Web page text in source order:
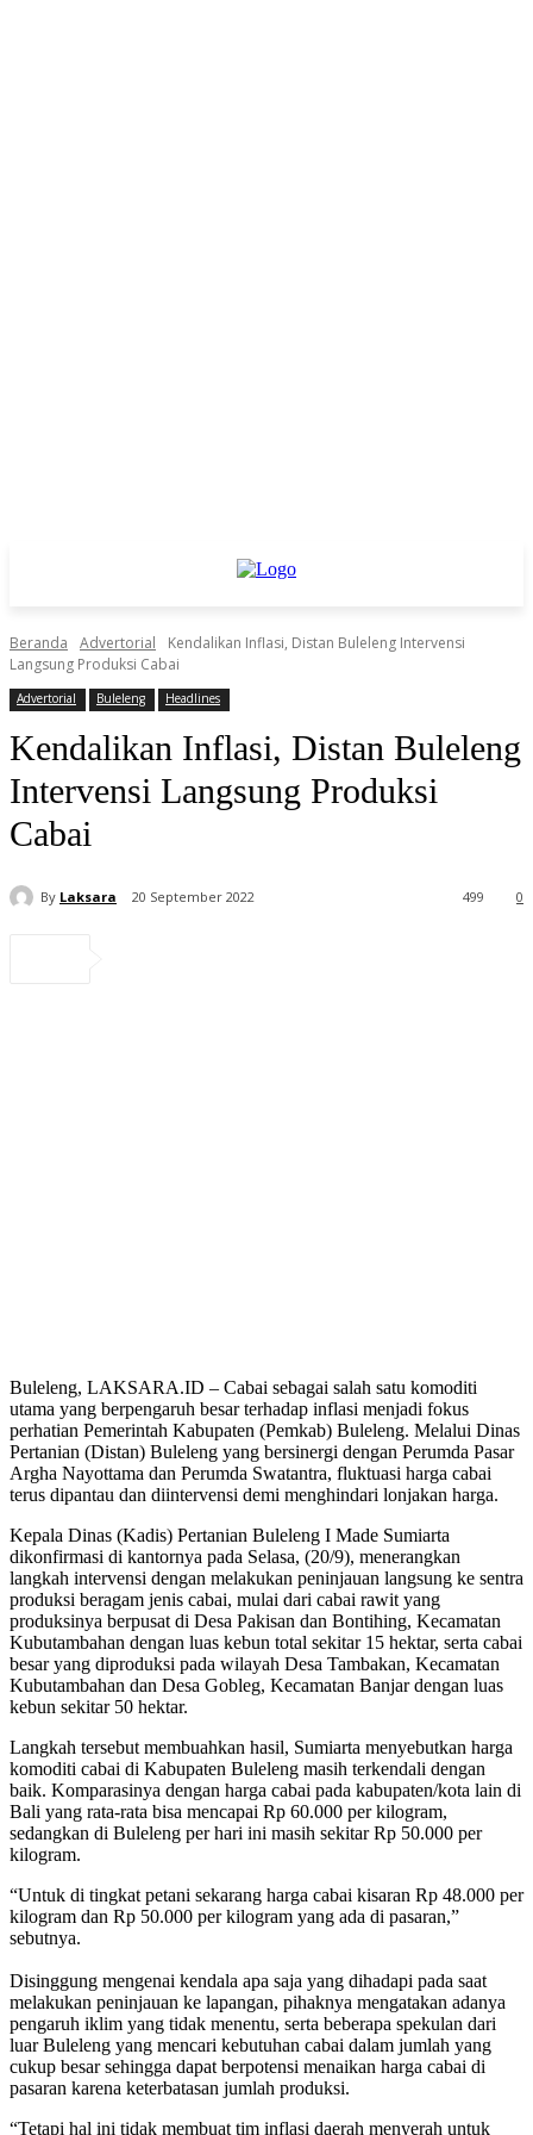
Beranda Advertorial
Kendalikan Inflasi, Distan Buleleng Intervensi
Langsung Produksi Cabai
Advertorial Buleleng Headlines
Kendalikan Inflasi, Distan Buleleng
Intervensi Langsung Produksi
Cabai
By Laksara 20 September 2022 0
499
Buleleng, LAKSARA.ID – Cabai sebagai salah satu komoditi
utama yang berpengaruh besar terhadap inflasi menjadi fokus
perhatian Pemerintah Kabupaten (Pemkab) Buleleng. Melalui Dinas
Pertanian (Distan) Buleleng yang bersinergi dengan Perumda Pasar
Argha Nayottama dan Perumda Swatantra, fluktuasi harga cabai
terus dipantau dan diintervensi demi menghindari lonjakan harga.
Kepala Dinas (Kadis) Pertanian Buleleng I Made Sumiarta
dikonfirmasi di kantornya pada Selasa, (20/9), menerangkan
langkah intervensi dengan melakukan peninjauan langsung ke sentra
produksi beragam jenis cabai, mulai dari cabai rawit yang
produksinya berpusat di Desa Pakisan dan Bontihing, Kecamatan
Kubutambahan dengan luas kebun total sekitar 15 hektar, serta cabai
besar yang diproduksi pada wilayah Desa Tambakan, Kecamatan
Kubutambahan dan Desa Gobleg, Kecamatan Banjar dengan luas
kebun sekitar 50 hektar.
Langkah tersebut membuahkan hasil, Sumiarta menyebutkan harga
komoditi cabai di Kabupaten Buleleng masih terkendali dengan
baik. Komparasinya dengan harga cabai pada kabupaten/kota lain di
Bali yang rata-rata bisa mencapai Rp 60.000 per kilogram,
sedangkan di Buleleng per hari ini masih sekitar Rp 50.000 per
kilogram.
“Untuk di tingkat petani sekarang harga cabai kisaran Rp 48.000 per
kilogram dan Rp 50.000 per kilogram yang ada di pasaran,”
sebutnya.
Disinggung mengenai kendala apa saja yang dihadapi pada saat
melakukan peninjauan ke lapangan, pihaknya mengatakan adanya
pengaruh iklim yang tidak menentu, serta beberapa spekulan dari
luar Buleleng yang mencari kebutuhan cabai dalam jumlah yang
cukup besar sehingga dapat berpotensi menaikan harga cabai di
pasaran karena keterbatasan jumlah produksi.
“Tetapi hal ini tidak membuat tim inflasi daerah menyerah untuk